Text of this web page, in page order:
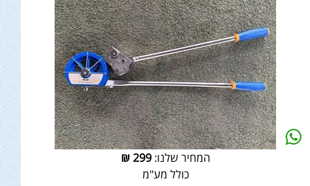
המחיר שלנו:299
₪
כולל מע"מ